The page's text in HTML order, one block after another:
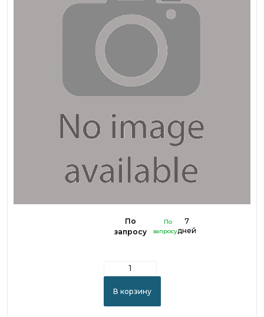
По
запросу
По
запросу
7
дней
В корзину